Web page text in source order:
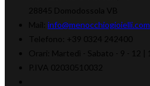
info@menocchiogioielli.com